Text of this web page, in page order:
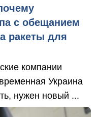
с обещанием
ракеты для
компании
Украина
нужен новый ...